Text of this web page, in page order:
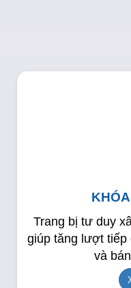
Trang bị tư duy
giúp tăng lượt
và